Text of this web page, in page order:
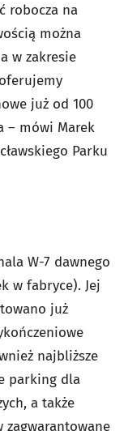
robocza na
można
w zakresie
już od 100
– mówi Marek
Parku
W-7 dawnego
w fabryce). Jej
już
najbliższe
parking dla
a także
zagwarantowane